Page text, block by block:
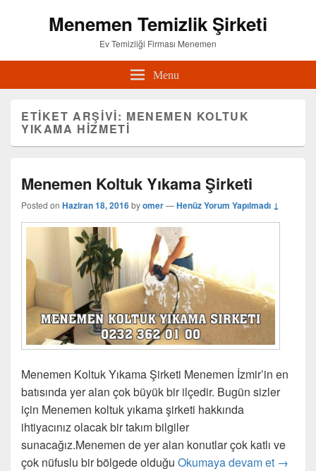
Menemen Temizlik Şirketi
Ev Temizliği Firması Menemen
Menu
ETIKET ARŞIVI: MENEMEN KOLTUK
YIKAMA HIZMETI
Menemen Koltuk Yıkama Şirketi
Posted on Haziran 18, 2016byomer—Henüz Yorum Yapılmadı ↓
Menemen Koltuk Yıkama Şirketi Menemen İzmir’in en
batısında yer alan çok büyük bir ilçedir. Bugün sizler
için Menemen koltuk yıkama şirketi hakkında
ihtiyacınız olacak bir takım bilgiler
sunacağız.Menemen de yer alan konutlar çok katlı ve
çok nüfuslu bir bölgede olduğu Okumaya devam et →